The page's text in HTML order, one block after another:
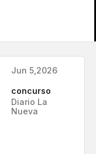
Jun 5,2026
concurso
Diario La
Nueva